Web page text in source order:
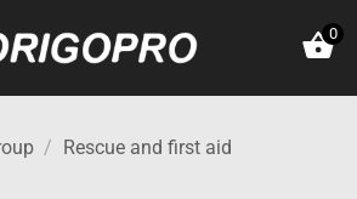
0
/ Rescue and first aid